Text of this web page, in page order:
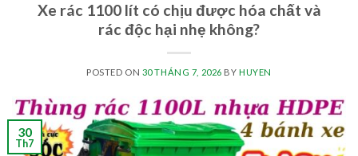
Xe rác 1100 lít có chịu được hóa chất và
rác độc hại nhẹ không?
POSTED ON 30 THÁNG 7, 2026 BY HUYEN
30
Th7